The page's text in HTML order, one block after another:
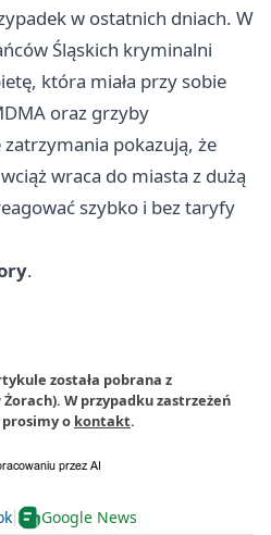
w ostatnich dniach. W
Śląskich kryminalni
która miała przy sobie
oraz grzyby
pokazują, że
wraca do miasta z dużą
szybko i bez taryfy
.
została pobrana z
W przypadku zastrzeżeń
o kontakt.
Google News